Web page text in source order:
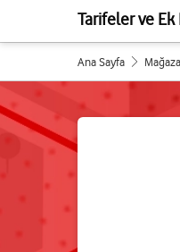
Tarifeler ve
Ana Sayfa